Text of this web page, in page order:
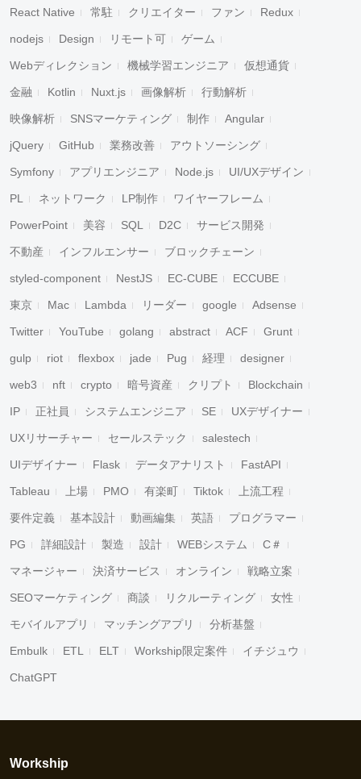
React Native 常駐 クリエイター ファン Redux
nodejs Design リモート可 ゲーム
Webディレクション 機械学習エンジニア 仮想通貨
金融 Kotlin Nuxt.js 画像解析 行動解析
映像解析 SNSマーケティング 制作 Angular
jQuery GitHub 業務改善 アウトソーシング
Symfony アプリエンジニア Node.js UI/UXデザイン
PL ネットワーク LP制作 ワイヤーフレーム
PowerPoint 美容 SQL D2C サービス開発
不動産 インフルエンサー ブロックチェーン
styled-component NestJS EC-CUBE ECCUBE
東京 Mac Lambda リーダー google Adsense
Twitter YouTube golang abstract ACF Grunt
gulp riot flexbox jade Pug 経理 designer
web3 nft crypto 暗号資産 クリプト Blockchain
IP 正社員 システムエンジニア SE UXデザイナー
UXリサーチャー セールステック salestech
UIデザイナー Flask データアナリスト FastAPI
Tableau 上場 PMO 有楽町 Tiktok 上流工程
要件定義 基本設計 動画編集 英語 プログラマー
PG 詳細設計 製造 設計 WEBシステム C＃
マネージャー 決済サービス オンライン 戦略立案
SEOマーケティング 商談 リクルーティング 女性
モバイルアプリ マッチングアプリ 分析基盤
Embulk ETL ELT Workship限定案件 イチジュウ
ChatGPT
Workship